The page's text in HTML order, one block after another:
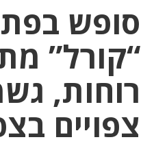
סופש
“קורל”
רוחות,
צפויים